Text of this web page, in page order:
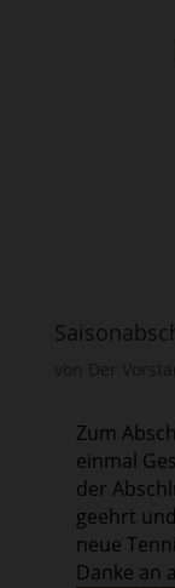
Zum
einmal
der
geehrt
neue
Danke an